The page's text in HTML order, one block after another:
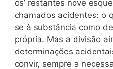
os’ restantes nove
chamados acidentes: o
se à substância como
própria. Mas a divisão
determinações
convir, sempre e